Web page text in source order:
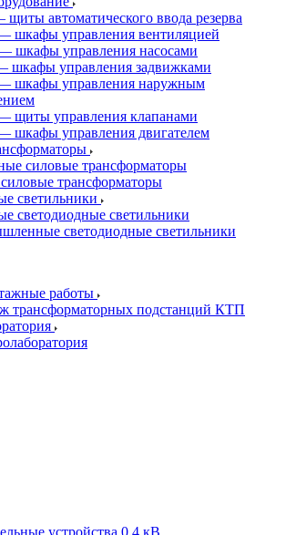
автоматического ввода резерва
управления вентиляцией
управления насосами
управления задвижками
управления наружным
управления клапанами
управления двигателем
силовые трансформаторы
трансформаторы
светильники
светодиодные светильники
светодиодные светильники
работы
трансформаторных подстанций КТП
устройства 0.4 кВ